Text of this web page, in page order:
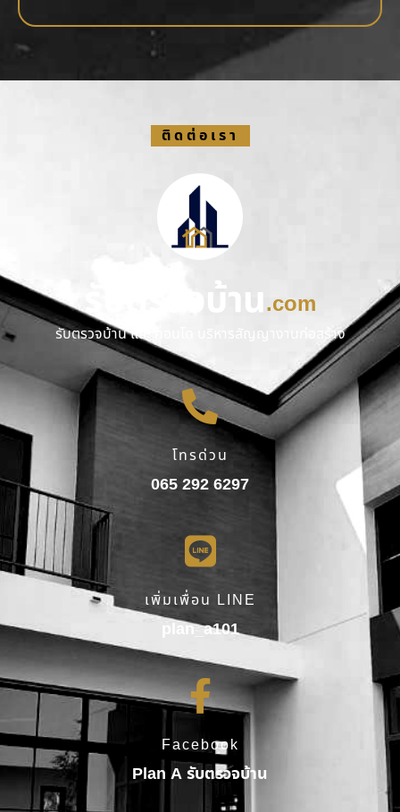
ติดต่อเรา
รับตรวจบ้าน.com
รับตรวจบ้าน และ คอนโด บริหารสัญญางานก่อสร้าง
โทรด่วน
065 292 6297
เพิ่มเพื่อน LINE
plan_a101
Facebook
Plan A รับตรวจบ้าน